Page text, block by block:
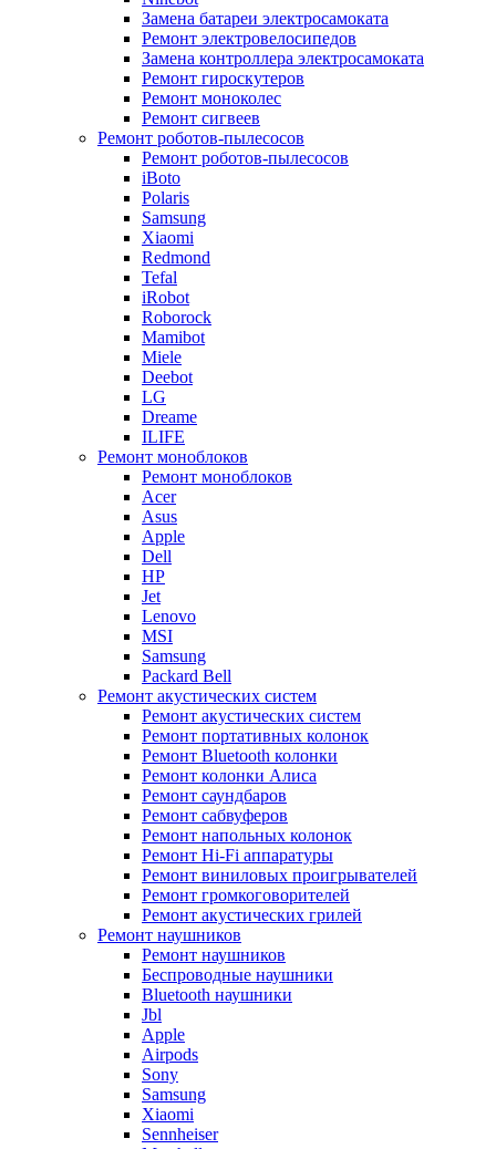
Замена батареи электросамоката
Ремонт электровелосипедов
Замена контроллера электросамоката
Ремонт гироскутеров
Ремонт моноколес
Ремонт сигвеев
Ремонт роботов-пылесосов
Ремонт роботов-пылесосов
iBoto
Polaris
Samsung
Xiaomi
Redmond
Tefal
iRobot
Roborock
Mamibot
Miele
Deebot
LG
Dreame
ILIFE
Ремонт моноблоков
Ремонт моноблоков
Acer
Asus
Apple
Dell
HP
Jet
Lenovo
MSI
Samsung
Packard Bell
Ремонт акустических систем
Ремонт акустических систем
Ремонт портативных колонок
Ремонт Bluetooth колонки
Ремонт колонки Алиса
Ремонт саундбаров
Ремонт сабвуферов
Ремонт напольных колонок
Ремонт Hi-Fi аппаратуры
Ремонт виниловых проигрывателей
Ремонт громкоговорителей
Ремонт акустических грилей
Ремонт наушников
Ремонт наушников
Беспроводные наушники
Bluetooth наушники
Jbl
Apple
Airpods
Sony
Samsung
Xiaomi
Sennheiser